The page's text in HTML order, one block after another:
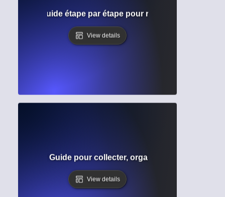
galerie ? Guide étape par étape pour réviser votre
View details
? Guide pour collecter, organiser et synthétiser
View details